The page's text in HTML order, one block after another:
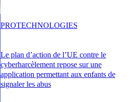
Le plan d’action de l’UE contre le
cyberharcèlement repose sur une
application permettant aux enfants de
signaler les abus
PROTECHNOLOGIES